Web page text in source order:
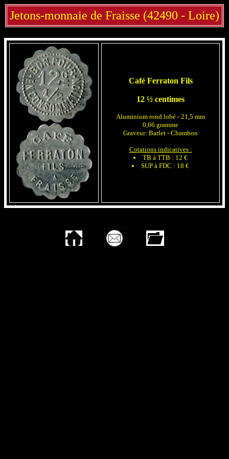
Jetons-monnaie de Fraisse (42490 - Loire)
Café Ferraton Fils
12 ½ centimes
Aluminium rond lobé - 21,5 mm
0,66 gramme
Graveur: Barlet - Chambon
Cotations indicatives :
TB à TTB : 12 €
SUP à FDC : 18 €